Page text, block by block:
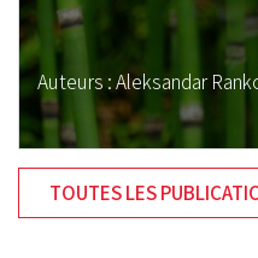
Auteurs :Aleksandar
TOUTES LES